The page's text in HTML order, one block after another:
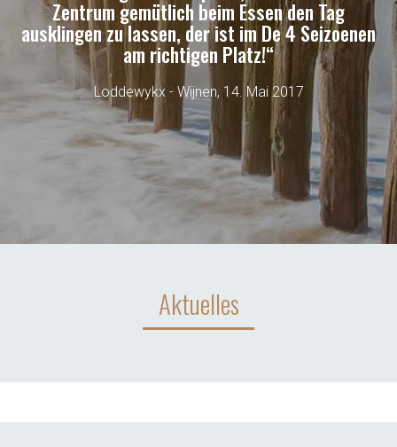
Zentrum gemütlich beim Essen den Tag
ausklingen zu lassen, der ist im De 4 Seizoenen
am richtigen Platz!“
Loddewykx - Wijnen, 14. Mai 2017
Aktuelles